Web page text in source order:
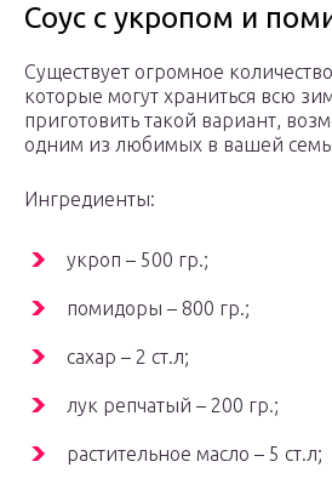
Соус с укропом и
Существует огромное
которые могут храниться всю
приготовить такой вариант,
одним из любимых в вашей
Ингредиенты:
укроп – 500 гр.;
помидоры – 800 гр.;
сахар – 2 ст.л;
лук репчатый – 200 гр.;
растительное масло – 5 ст.л;